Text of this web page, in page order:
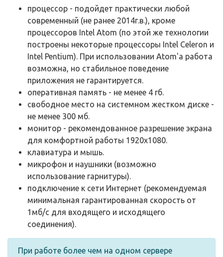
процессор - подойдет практически любой
современный (не ранее 2014г.в.), кроме
процессоров Intel Atom (по этой же технологии
построены некоторые процессоры Intel Celeron и
Intel Pentium). При использовании Atom'а работа
возможна, но стабильное поведение
приложения не гарантируется.
оперативная память - не менее 4 гб.
свободное место на системном жестком диске -
не менее 300 мб.
монитор - рекомендованное разрешение экрана
для комфортной работы 1920х1080.
клавиатура и мышь.
микрофон и наушники (возможно
использование гарнитуры).
подключение к сети Интернет (рекомендуемая
минимальная гарантированная скорость от
1мб/с для входящего и исходящего
соединения).
При работе более чем на одном сервере